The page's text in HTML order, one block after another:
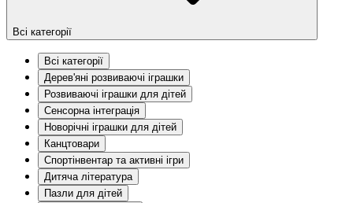
Всі категорії
Всі категорії
Дерев'яні розвиваючі іграшки
Розвиваючі іграшки для дітей
Сенсорна інтеграція
Новорічні іграшки для дітей
Канцтовари
Спортінвентар та активні ігри
Дитяча література
Пазли для дітей